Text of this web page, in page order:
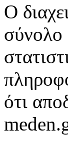
Ο
σύνολο
ότι